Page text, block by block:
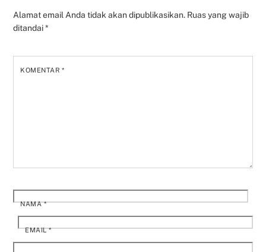
Alamat email Anda tidak akan dipublikasikan. Ruas yang wajib
ditandai*
KOMENTAR*
NAMA*
EMAIL*